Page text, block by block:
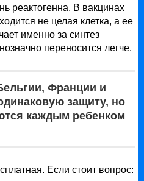
реактогенна. В вакцинах
не целая клетка, а ее
именно за синтез
переносится легче.
Франции и
защиту, но
каждым ребенком
Если стоит вопрос: